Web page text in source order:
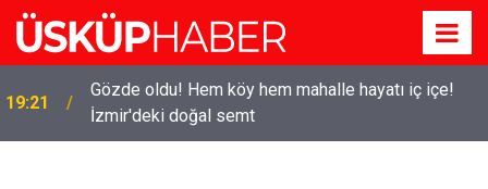
19:21
Gözde oldu! Hem köy hem mahalle hayatı iç içe!
İzmir'deki doğal semt